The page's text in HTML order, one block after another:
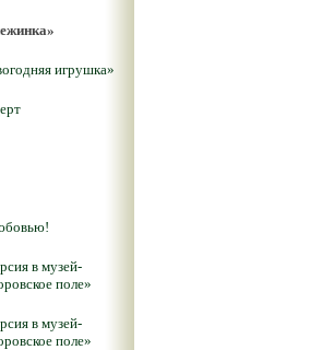
игрушка»
в музей-
поле»
в музей-
поле»